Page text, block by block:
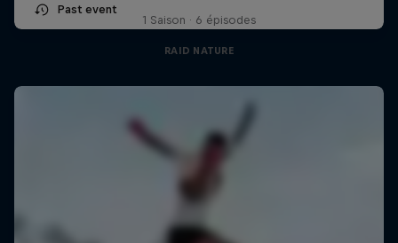
Past event
1 Saison · 6 épisodes
RAID NATURE